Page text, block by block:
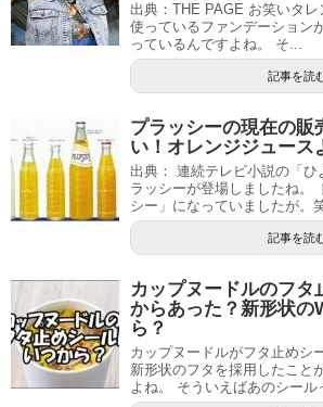
出典：THE PAGE お笑いタ
使っているファンデーション
っているんですよね。 そ...
記事を読
プラッシーの現在の販
い！オレンジジュース
出典： 連続テレビ小説の「
ラッシーが登場しましたね。
シー」になっていましたが。
記事を読
カップヌードルのフタ
からあった？新形状の
ら？
カップヌードルがフタ止めシ
新形状のフタを採用したこと
よね。 そういえばあのシー